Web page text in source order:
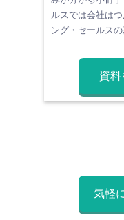
ルスでは会社は
ング・セールス
資料
気軽